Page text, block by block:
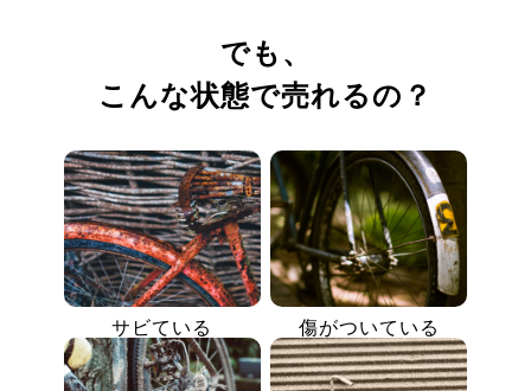
でも、
こんな状態で売れるの？
サビている 傷がついている